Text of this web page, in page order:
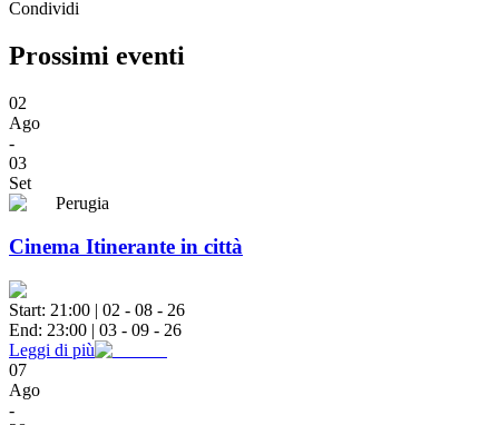
Condividi
Prossimi eventi
02
Ago
-
03
Set
Perugia
Cinema Itinerante in città
Start: 21:00 | 02 - 08 - 26
End: 23:00 | 03 - 09 - 26
Leggi di più
07
Ago
-